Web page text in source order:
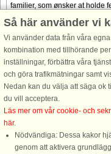
familier, som ønsker at holde
under samme tag.
från 23.640 SEK
Så här använder vi
Vi använder data från våra
kombination med tillhörande
inställningar, förbättra våra
och göra trafikmätningar samt
Nedan kan du välja att säga ok
du vill acceptera.
Läs mer om vår cookie- och
här.
Nödvändiga: Dessa kakor
genom att aktivera